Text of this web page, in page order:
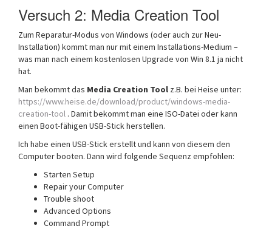
Versuch 2: Media Creation Tool
Zum Reparatur-Modus von Windows (oder auch zur Neu-
Installation) kommt man nur mit einem Installations-Medium –
was man nach einem kostenlosen Upgrade von Win 8.1 ja nicht
hat.
Man bekommt das Media Creation Tool z.B. bei Heise unter:
https://www.heise.de/download/product/windows-media-
creation-tool . Damit bekommt man eine ISO-Datei oder kann
einen Boot-fähigen USB-Stick herstellen.
Ich habe einen USB-Stick erstellt und kann von diesem den
Computer booten. Dann wird folgende Sequenz empfohlen:
Starten Setup
Repair your Computer
Trouble shoot
Advanced Options
Command Prompt